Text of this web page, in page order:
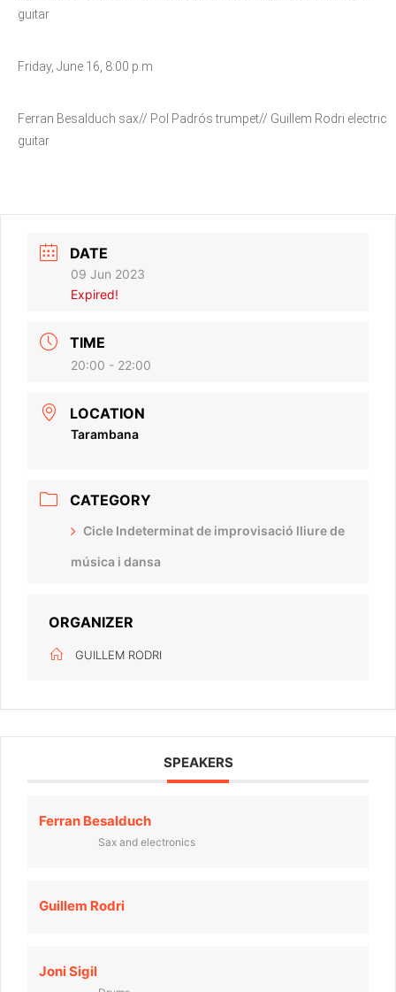
guitar
Friday, June 16, 8:00 p.m
Ferran Besalduch sax// Pol Padrós trumpet// Guillem Rodri electric
guitar
DATE
09 Jun 2023
Expired!
TIME
20:00 - 22:00
LOCATION
Tarambana
CATEGORY
Cicle Indeterminat de improvisació lliure de
música i dansa
ORGANIZER
GUILLEM RODRI
SPEAKERS
Ferran Besalduch
Sax and electronics
Guillem Rodri
Joni Sigil